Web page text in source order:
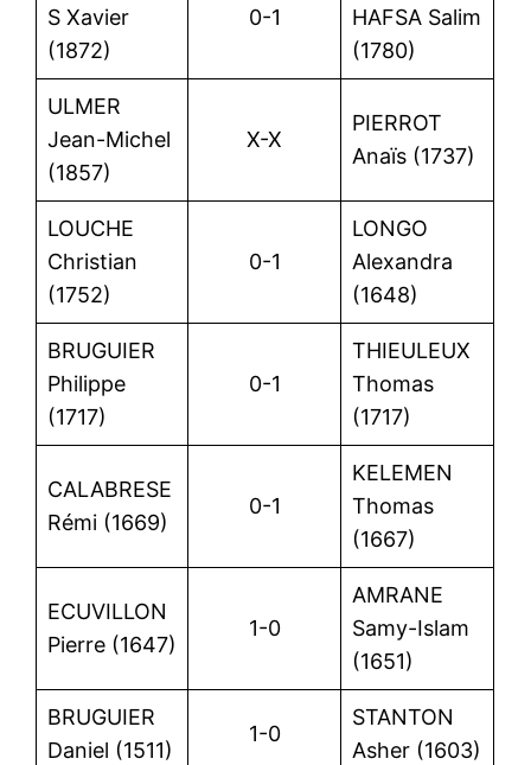
S Xavier
(1872)
0-1
HAFSA Salim
(1780)
ULMER
Jean-Michel
(1857)
X-X
PIERROT
Anaïs (1737)
LOUCHE
Christian
(1752)
0-1
LONGO
Alexandra
(1648)
BRUGUIER
Philippe
(1717)
0-1
THIEULEUX
Thomas
(1717)
CALABRESE
Rémi (1669)
0-1
KELEMEN
Thomas
(1667)
ECUVILLON
Pierre (1647)
1-0
AMRANE
Samy-Islam
(1651)
BRUGUIER
Daniel (1511)
1-0
STANTON
Asher (1603)